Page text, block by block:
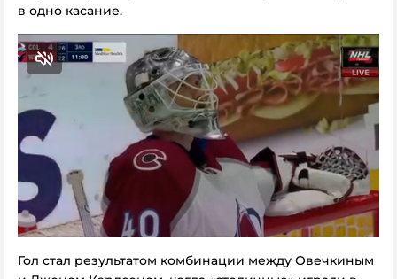
в одно касание.
Гол стал результатом комбинации между Овечкиным